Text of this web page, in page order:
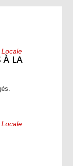
Locale
À LA
Locale